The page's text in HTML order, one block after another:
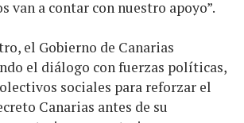
van a contar con nuestro apoyo”.
el Gobierno de Canarias
el diálogo con fuerzas políticas,
sociales para reforzar el
Canarias antes de su